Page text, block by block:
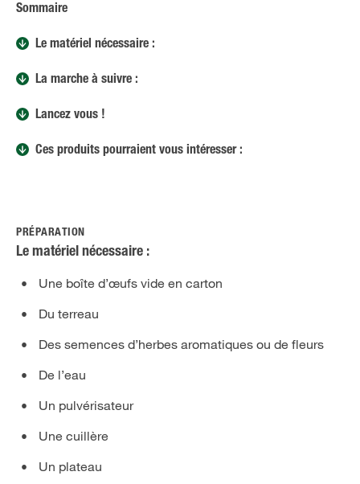
Sommaire
Le matériel nécessaire :
La marche à suivre :
Lancez vous !
Ces produits pourraient vous intéresser :
PRÉPARATION
Le matériel nécessaire :
Une boîte d’œufs vide en carton
Du terreau
Des semences d’herbes aromatiques ou de fleurs
De l’eau
Un pulvérisateur
Une cuillère
Un plateau